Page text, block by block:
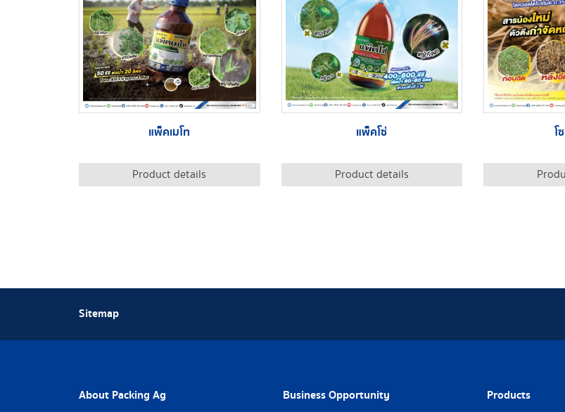
แพ็คเมโท
Product details
แพ็คโซ่
Product details
โ
Sitemap
About Packing Ag Business Opportunity Products